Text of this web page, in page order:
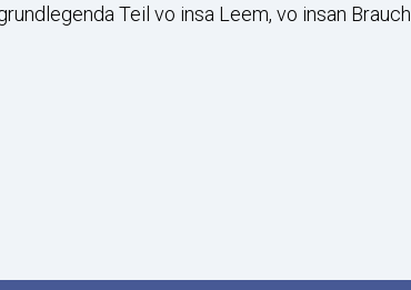
Teil vo insa Leem, vo insan Brauch.